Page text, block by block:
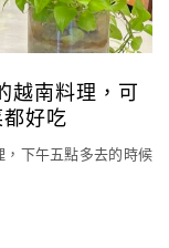
越南料理，可
好吃
下午五點多去的時候